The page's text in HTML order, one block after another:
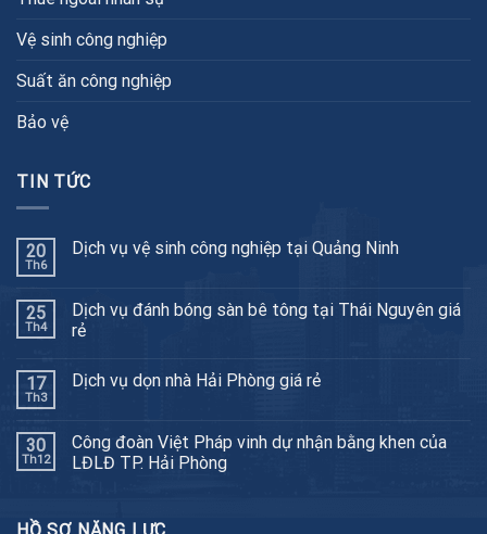
Vệ sinh công nghiệp
Suất ăn công nghiệp
Bảo vệ
TIN TỨC
20
Th6
Dịch vụ vệ sinh công nghiệp tại Quảng Ninh
25
Th4
Dịch vụ đánh bóng sàn bê tông tại Thái Nguyên giá
rẻ
17
Th3
Dịch vụ dọn nhà Hải Phòng giá rẻ
30
Th12
Công đoàn Việt Pháp vinh dự nhận bằng khen của
LĐLĐ TP. Hải Phòng